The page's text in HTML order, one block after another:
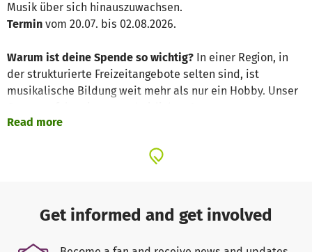
Musik über sich hinauszuwachsen.
Termin vom 20.07. bis 02.08.2026.
Warum ist deine Spende so wichtig? In einer Region, in
der strukturierte Freizeitangebote selten sind, ist
musikalische Bildung weit mehr als nur ein Hobby. Unser
intensiven Unterricht in Musiktheorie und
Grundversorgung:
Da viele Kinder im Alltag mit Hunger
zu kämpfen haben, ist einevollständige Verpflegung
fester Bestandteil des Camps. Ausgewogene Mahlzeiten
Read more
Get informed and get involved